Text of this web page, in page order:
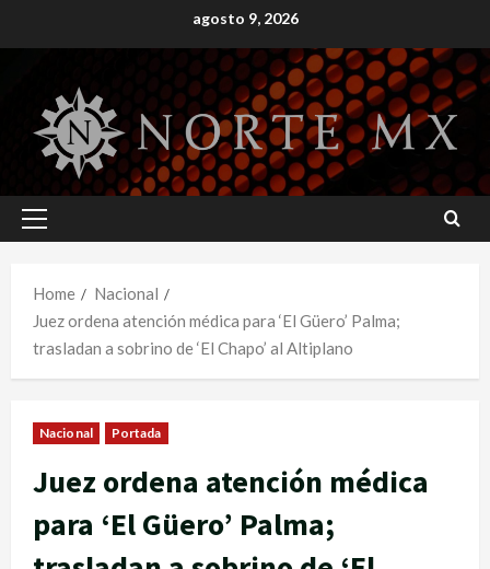
to
agosto 9, 2026
Primary
Home
Nacional
Juez ordena atención médica para ‘El Güero’ Palma;
trasladan a sobrino de ‘El Chapo’ al Altiplano
Nacional Portada
Juez ordena atención médica
para ‘El Güero’ Palma;